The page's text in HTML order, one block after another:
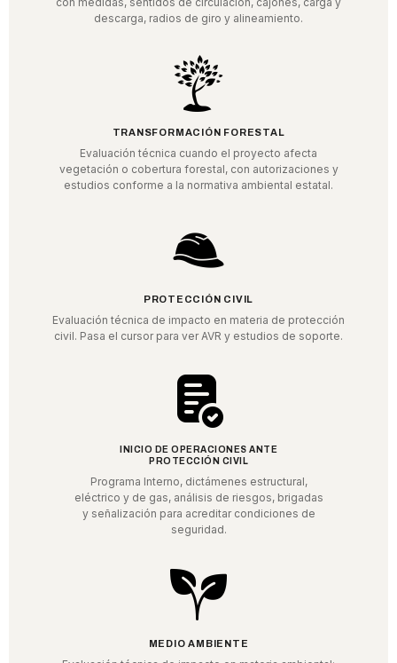
descarga, radios de giro y alineamiento.
TRANSFORMACIÓN FORESTAL
Evaluación técnica cuando el proyecto afecta
vegetación o cobertura forestal, con autorizaciones y
estudios conforme a la normativa ambiental estatal.
PROTECCIÓN CIVIL
Evaluación técnica de impacto en materia de protección
civil. Pasa el cursor para ver AVR y estudios de soporte.
INICIO DE OPERACIONES ANTE
PROTECCIÓN CIVIL
Programa Interno, dictámenes estructural,
eléctrico y de gas, análisis de riesgos, brigadas
y señalización para acreditar condiciones de
seguridad.
MEDIO AMBIENTE